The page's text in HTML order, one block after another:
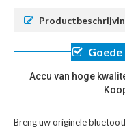
Accu van hoge
Breng uw originele